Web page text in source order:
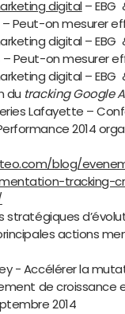
digital – EBG
– Peut-on mesurer
digital – EBG
– Peut-on mesurer
digital – EBG
du tracking Google
Lafayette –
2014
blog/
tracking-
stratégiques
actions
- Accélérer la
de
2014